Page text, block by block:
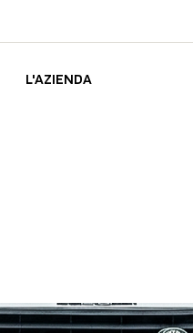
L'AZIENDA